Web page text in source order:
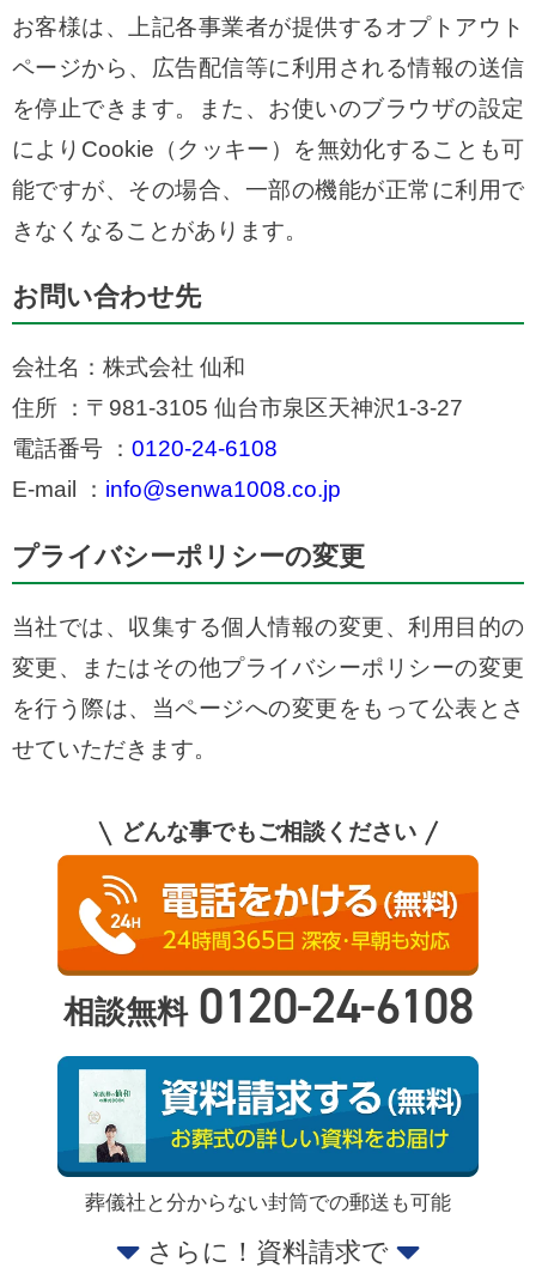
お客様は、上記各事業者が提供するオプトアウト
ページから、広告配信等に利用される情報の送信
を停止できます。また、お使いのブラウザの設定
によりCookie（クッキー）を無効化することも可
能ですが、その場合、一部の機能が正常に利用で
きなくなることがあります。
お問い合わせ先
会社名：株式会社 仙和
住所 ：〒981-3105 仙台市泉区天神沢1-3-27
電話番号 ： 0120-24-6108
E-mail ： info@senwa1008.co.jp
プライバシーポリシーの変更
当社では、収集する個人情報の変更、利用目的の
変更、またはその他プライバシーポリシーの変更
を行う際は、当ページへの変更をもって公表とさ
せていただきます。
どんな事でもご相談ください
相談無料 0120-24-6108
葬儀社と分からない封筒での郵送も可能
さらに！資料請求で